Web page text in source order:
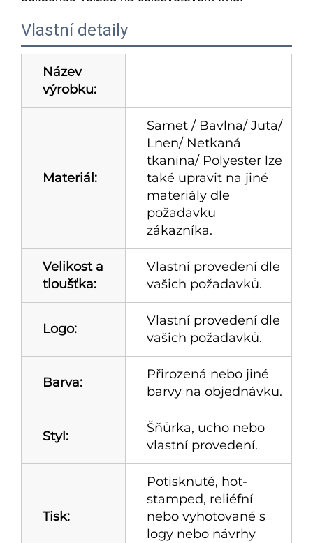
Vlastní detaily
Název
výrobku:
Materiál:
Samet / Bavlna/ Juta/
Lnen/ Netkaná
tkanina/ Polyester lze
také upravit na jiné
materiály dle
požadavku
zákazníka.
Velikost a
tloušťka:
Vlastní provedení dle
vašich požadavků.
Logo:
Vlastní provedení dle
vašich požadavků.
Barva:
Přirozená nebo jiné
barvy na objednávku.
Styl:
Šňůrka, ucho nebo
vlastní provedení.
Tisk:
Potisknuté, hot-
stamped, reliéfní
nebo vyhotované s
logy nebo návrhy